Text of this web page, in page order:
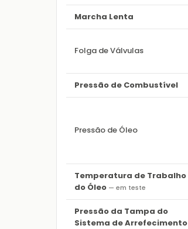
Marcha Lenta
Folga de Válvulas
Pressão de Combustível
Pressão de Óleo
Temperatura de Trabalho
do Óleo — em teste
Pressão da Tampa do
Sistema de Arrefecimento